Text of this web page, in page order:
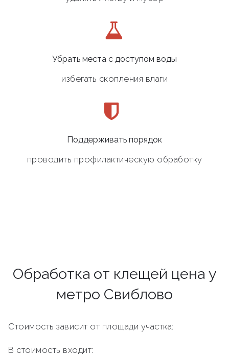
Убрать места с доступом воды
избегать скопления влаги
Поддерживать порядок
проводить профилактическую обработку
Обработка от клещей цена у
метро Свиблово
Стоимость зависит от площади участка:
В стоимость входит: